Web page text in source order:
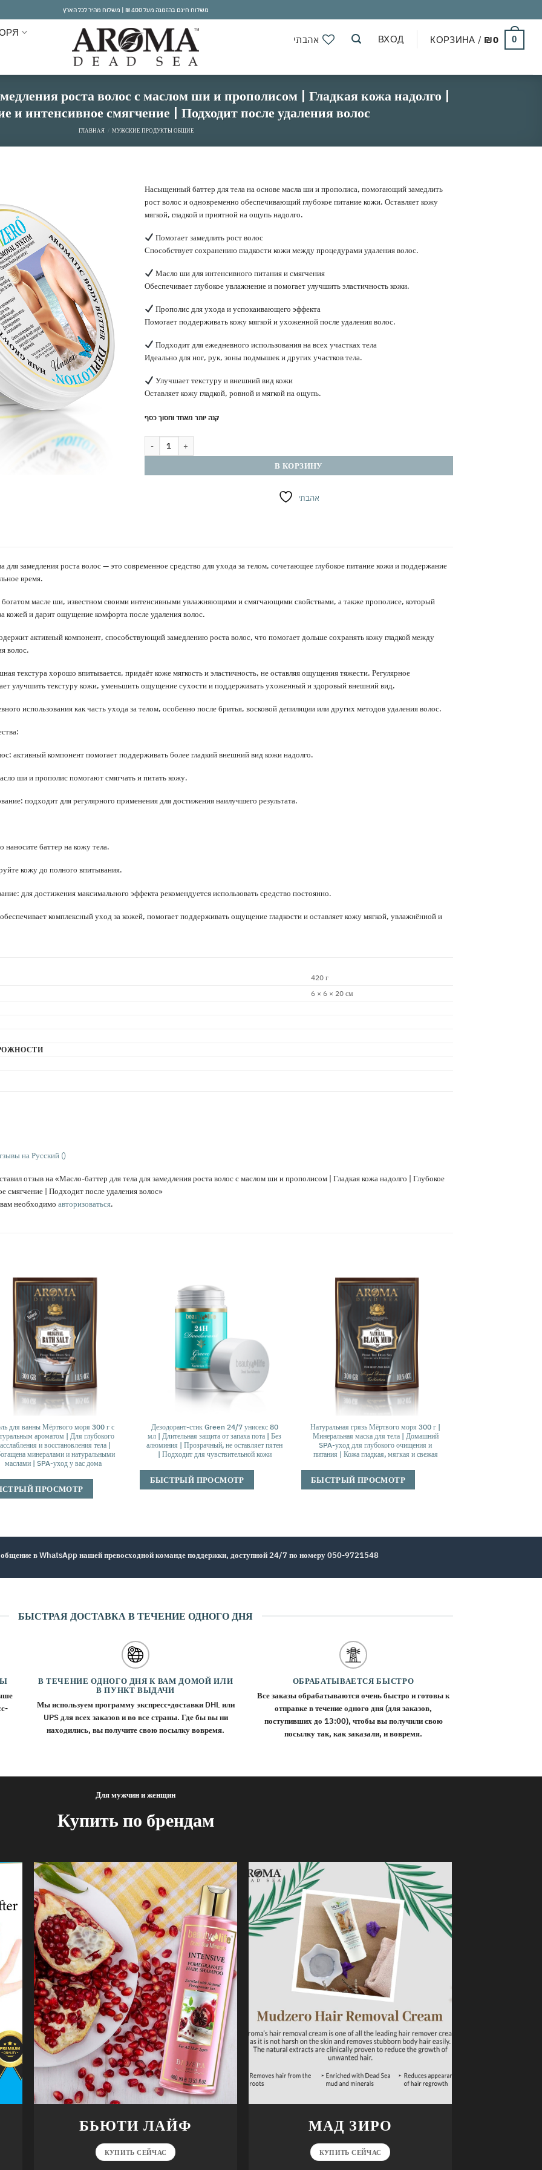
משלוח חינם בהזמנה מעל 400 ₪ | משלוח מהיר לכל הארץ
אהבתי ВХОД КОРЗИНА / ₪0 0
роста волос с маслом ши и прополисом | Гладкая кожа надолго |
и интенсивное смягчение | Подходит после удаления волос
ГЛАВНАЯ / МУЖСКИЕ ПРОДУКТЫ ОБЩИЕ
Насыщенный баттер для тела на основе масла ши и прополиса, помогающий замедлить
рост волос и одновременно обеспечивающий глубокое питание кожи. Оставляет кожу
мягкой, гладкой и приятной на ощупь надолго.
Помогает замедлить рост волос
Способствует сохранению гладкости кожи между процедурами удаления волос.
Масло ши для интенсивного питания и смягчения
Обеспечивает глубокое увлажнение и помогает улучшить эластичность кожи.
Прополис для ухода и успокаивающего эффекта
Помогает поддерживать кожу мягкой и ухоженной после удаления волос.
Подходит для ежедневного использования на всех участках тела
Идеально для ног, рук, зоны подмышек и других участков тела.
Улучшает текстуру и внешний вид кожи
Оставляет кожу гладкой, ровной и мягкой на ощупь.
קנה יותר מאחד וחסוך כסף
В КОРЗИНУ
אהבתי
для замедления роста волос — это современное средство для ухода за телом, сочетающее глубокое питание кожи и поддержание
время.
масле ши, известном своими интенсивными увлажняющими и смягчающими свойствами, а также прополисе, который
кожей и дарит ощущение комфорта после удаления волос.
активный компонент, способствующий замедлению роста волос, что помогает дольше сохранять кожу гладкой между
волос.
текстура хорошо впитывается, придаёт коже мягкость и эластичность, не оставляя ощущения тяжести. Регулярное
улучшить текстуру кожи, уменьшить ощущение сухости и поддерживать ухоженный и здоровый внешний вид.
использования как часть ухода за телом, особенно после бритья, восковой депиляции или других методов удаления волос.
активный компонент помогает поддерживать более гладкий внешний вид кожи надолго.
ши и прополис помогают смягчать и питать кожу.
подходит для регулярного применения для достижения наилучшего результата.
наносите баттер на кожу тела.
кожу до полного впитывания.
для достижения максимального эффекта рекомендуется использовать средство постоянно.
комплексный уход за кожей, помогает поддерживать ощущение гладкости и оставляет кожу мягкой, увлажнённой и
420 г
6 × 6 × 20 см
на Русский ()
отзыв на «Масло-баттер для тела для замедления роста волос с маслом ши и прополисом | Гладкая кожа надолго | Глубокое
смягчение | Подходит после удаления волос»
необходимо авторизоваться.
для ванны Мёртвого моря 300 г с
ароматом | Для глубокого
и восстановления тела |
минералами и натуральными
маслами | SPA-уход у вас дома
ПРОСМОТР
Дезодорант-стик Green 24/7 унисекс 80
мл | Длительная защита от запаха пота | Без
алюминия | Прозрачный, не оставляет пятен
| Подходит для чувствительной кожи
БЫСТРЫЙ ПРОСМОТР
Натуральная грязь Мёртвого моря 300 г |
Минеральная маска для тела | Домашний
SPA-уход для глубокого очищения и
питания | Кожа гладкая, мягкая и свежая
БЫСТРЫЙ ПРОСМОТР
в WhatsApp нашей превосходной команде поддержки, доступной 24/7 по номеру 050-9721548
БЫСТРАЯ ДОСТАВКА В ТЕЧЕНИЕ ОДНОГО ДНЯ
В ТЕЧЕНИЕ ОДНОГО ДНЯ К ВАМ ДОМОЙ ИЛИ
В ПУНКТ ВЫДАЧИ
Мы используем программу экспресс-доставки DHL или
UPS для всех заказов и во все страны. Где бы вы ни
находились, вы получите свою посылку вовремя.
ОБРАБАТЫВАЕТСЯ БЫСТРО
Все заказы обрабатываются очень быстро и готовы к
отправке в течение одного дня (для заказов,
поступивших до 13:00), чтобы вы получили свою
посылку так, как заказали, и вовремя.
Для мужчин и женщин
Купить по брендам
БЬЮТИ ЛАЙФ
КУПИТЬ СЕЙЧАС
МАД ЗИРО
КУПИТЬ СЕЙЧАС